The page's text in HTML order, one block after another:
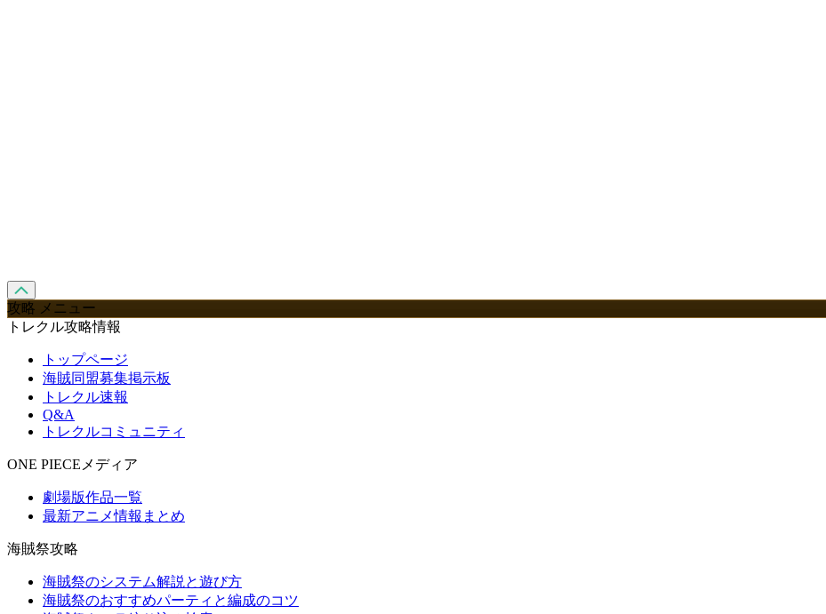
攻略 メニュー
トレクル攻略情報
トップページ
海賊同盟募集掲示板
トレクル速報
Q&A
トレクルコミュニティ
ONE PIECEメディア
劇場版作品一覧
最新アニメ情報まとめ
海賊祭攻略
海賊祭のシステム解説と遊び方
海賊祭のおすすめパーティと編成のコツ